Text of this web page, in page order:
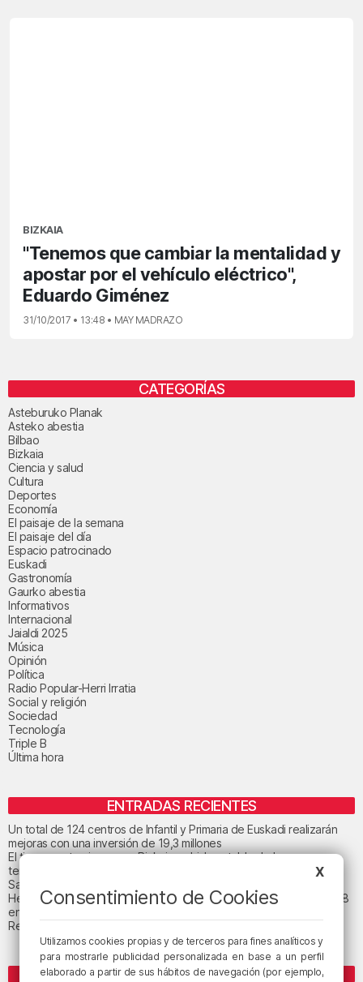
BIZKAIA
"Tenemos que cambiar la mentalidad y
apostar por el vehículo eléctrico",
Eduardo Giménez
31/10/2017 • 13:48 • MAY MADRAZO
CATEGORÍAS
Asteburuko Planak
Asteko abestia
Bilbao
Bizkaia
Ciencia y salud
Cultura
Deportes
Economía
El paisaje de la semana
El paisaje del día
Espacio patrocinado
Euskadi
Gastronomía
Gaurko abestia
Informativos
Internacional
Jaialdi 2025
Música
Opinión
Política
Radio Popular-Herri Irratia
Social y religión
Sociedad
Tecnología
Triple B
Última hora
ENTRADAS RECIENTES
Un total de 124 centros de Infantil y Primaria de Euskadi realizarán
mejoras con una inversión de 19,3 millones
El tiempo este viernes en Bizkaia: subida notable de las
temperaturas máximas
San Juan de Gaztelugatxe cerrará el día del eclipse
Heridas dos personas en un accidente entre tres vehículos en la A8
en Muskiz
Recuperado el cuerpo sin vida de una mujer en la ría de Bilbao
ETIQUETAS
X
Consentimiento de Cookies
Utilizamos cookies propias y de terceros para fines analíticos y
para mostrarle publicidad personalizada en base a un perfil
elaborado a partir de sus hábitos de navegación (por ejemplo,